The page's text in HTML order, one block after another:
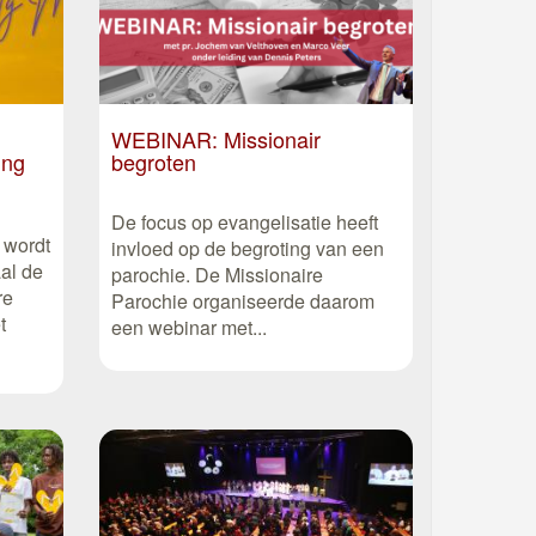
de
WEBINAR: Missionair
begroten
De focus op evangelisatie heeft
invloed op de begroting van een
parochie. De Missionaire
Parochie organiseerde daarom
een webinar met...